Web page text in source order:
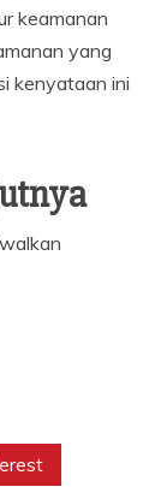
keamanan
yang
kenyataan ini